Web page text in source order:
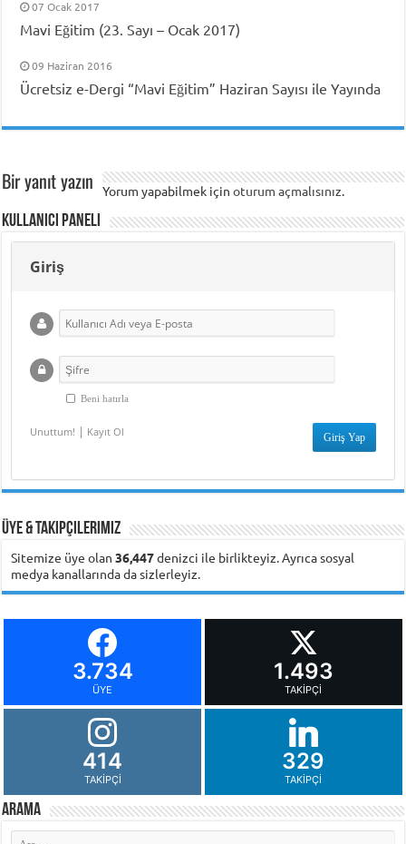
07 Ocak 2017
Mavi Eğitim (23. Sayı – Ocak 2017)
09 Haziran 2016
Ücretsiz e-Dergi “Mavi Eğitim” Haziran Sayısı ile Yayında
Bir yanıt yazın Yorum yapabilmek içinoturum açmalısınız.
Kullanıcı Paneli
Giriş
Beni hatırla
Unuttum! | Kayıt Ol
Üye & Takipçilerimiz
Sitemize üye olan36,447denizci ile birlikteyiz. Ayrıca sosyal
medya kanallarında da sizlerleyiz.
3.734
ÜYE
1.493
TAKIPÇI
414
TAKIPÇI
329
TAKIPÇI
Arama